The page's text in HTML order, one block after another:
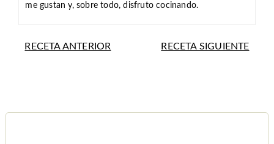
me gustan y, sobre todo, disfruto cocinando.
RECETA ANTERIOR RECETA SIGUIENTE